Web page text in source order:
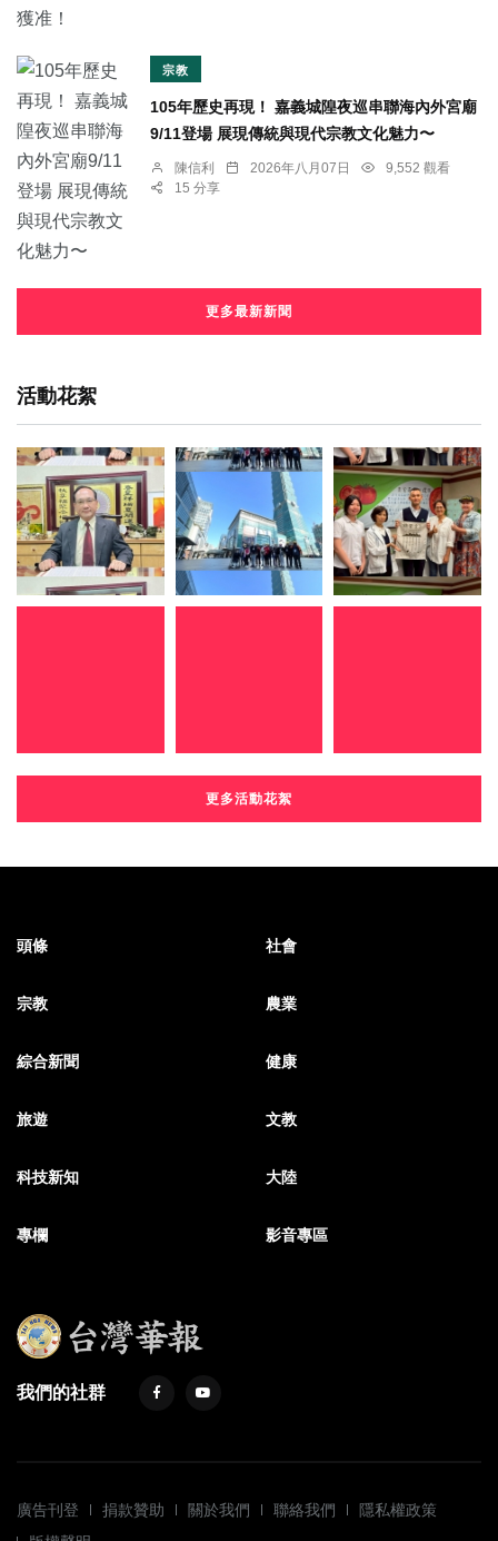
宗教
105年歷史再現！ 嘉義城隍夜巡串聯海內外宮廟
9/11登場 展現傳統與現代宗教文化魅力〜
陳信利 2026年八月07日
9,552 觀看
15 分享
更多最新新聞
活動花絮
更多活動花絮
頭條 社會
宗教 農業
綜合新聞 健康
旅遊 文教
科技新知 大陸
專欄 影音專區
我們的社群
廣告刊登 捐款贊助 關於我們 聯絡我們
隱私權政策